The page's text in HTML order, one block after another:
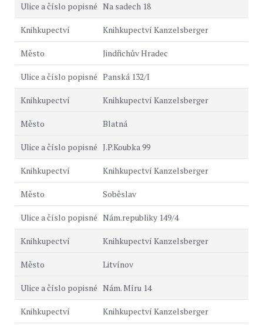
Na sadech 18
Knihkupectví Kanzelsberger
Jindřichův Hradec
Panská 132/I
Knihkupectví Kanzelsberger
Blatná
J.P.Koubka 99
Knihkupectví Kanzelsberger
Soběslav
Nám.republiky 149/4
Knihkupectví Kanzelsberger
Litvínov
Nám. Míru 14
Knihkupectví Kanzelsberger